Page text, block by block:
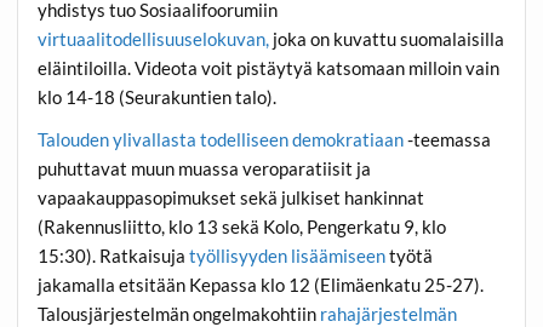
yhdistys tuo Sosiaalifoorumiin
virtuaalitodellisuuselokuvan, joka on kuvattu suomalaisilla
eläintiloilla. Videota voit pistäytyä katsomaan milloin vain
klo 14-18 (Seurakuntien talo).
Talouden ylivallasta todelliseen demokratiaan-teemassa
puhuttavat muun muassa veroparatiisit ja
vapaakauppasopimukset sekä julkiset hankinnat
(Rakennusliitto, klo 13 sekä Kolo, Pengerkatu 9, klo
15:30). Ratkaisuja työllisyyden lisäämiseentyötä
jakamalla etsitään Kepassa klo 12 (Elimäenkatu 25-27).
Talousjärjestelmän ongelmakohtiin rahajärjestelmän